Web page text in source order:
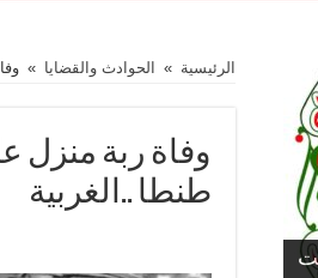
الرئيسية » الحوادث والقضايا »
وفاة ربة منزل
طنطا ..الغربية